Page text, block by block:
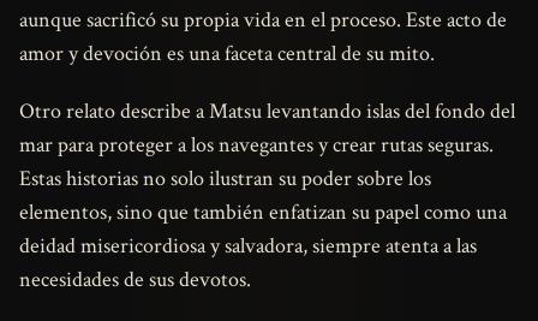
aunque sacrificó su propia vida en el proceso. Este acto de
amor y devoción es una faceta central de su mito.
Otro relato describe a Matsu levantando islas del fondo del
mar para proteger a los navegantes y crear rutas seguras.
Estas historias no solo ilustran su poder sobre los
elementos, sino que también enfatizan su papel como una
deidad misericordiosa y salvadora, siempre atenta a las
necesidades de sus devotos.